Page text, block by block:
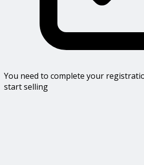
You need to complete your
start selling